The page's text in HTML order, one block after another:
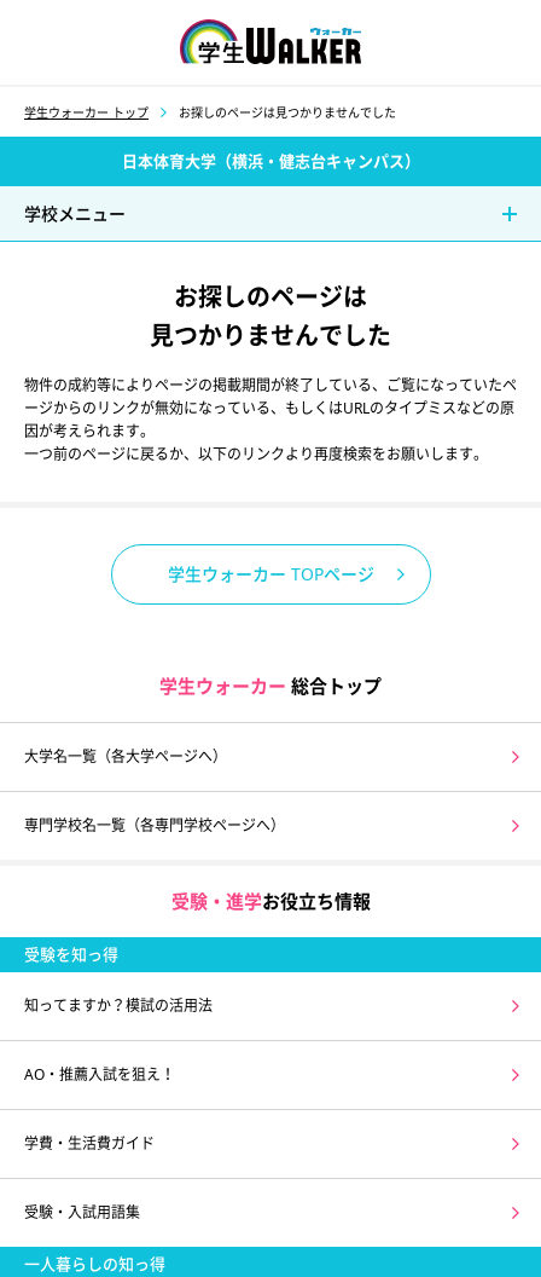
学生ウォーカー トップ お探しのページは見つかりませんでした
日本体育大学（横浜・健志台キャンパス）
学校メニュー
お探しのページは
見つかりませんでした
物件の成約等によりページの掲載期間が終了している、ご覧になっていたペ
ージからのリンクが無効になっている、もしくはURLのタイプミスなどの原
因が考えられます。
一つ前のページに戻るか、以下のリンクより再度検索をお願いします。
学生ウォーカー TOPページ
学生ウォーカー 総合トップ
大学名一覧（各大学ページへ）
専門学校名一覧（各専門学校ページへ）
受験・進学お役立ち情報
受験を知っ得
知ってますか？模試の活用法
AO・推薦入試を狙え！
学費・生活費ガイド
受験・入試用語集
一人暮らしの知っ得